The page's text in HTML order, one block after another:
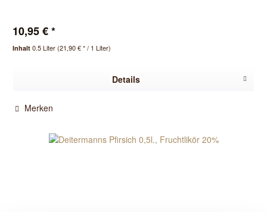
10,95 € *
Inhalt0.5 Liter(21,90 € * / 1 Liter)
Details
Merken